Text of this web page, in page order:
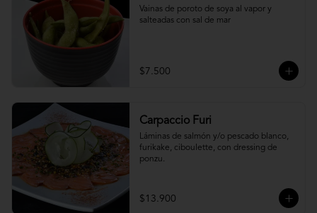
Vainas de poroto de soya al vapor y
salteadas con sal de mar
$7.500
Carpaccio Furi
Láminas de salmón y/o pescado blanco,
furikake, ciboulette, con dressing de
ponzu.
$13.900